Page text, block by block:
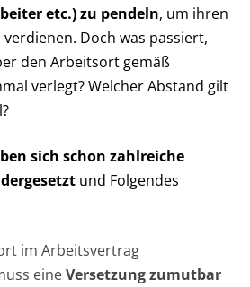
etc.) zu pendeln, um ihren
Doch was passiert,
den Arbeitsort gemäß
verlegt? Welcher Abstand gilt
sich schon zahlreiche
und Folgendes
im Arbeitsvertrag
eineVersetzung zumutbar